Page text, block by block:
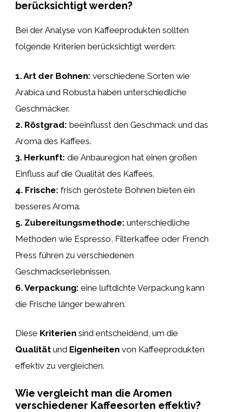
berücksichtigt werden?
Bei der Analyse von Kaffeeprodukten sollten
folgende Kriterien berücksichtigt werden:
1.Art der Bohnen: verschiedene Sorten wie
Arabica und Robusta haben unterschiedliche
Geschmäcker.
2. Röstgrad: beeinflusst den Geschmack und das
Aroma des Kaffees.
3. Herkunft: die Anbauregion hat einen großen
Einfluss auf die Qualität des Kaffees.
4. Frische: frisch geröstete Bohnen bieten ein
besseres Aroma.
5. Zubereitungsmethode: unterschiedliche
Methoden wie Espresso, Filterkaffee oder French
Press führen zu verschiedenen
Geschmackserlebnissen.
6.Verpackung: eine luftdichte Verpackung kann
die Frische länger bewahren.
Diese Kriterien sind entscheidend, um die
Qualität und Eigenheiten von Kaffeeprodukten
effektiv zu vergleichen.
Wie vergleicht man die Aromen
verschiedener Kaffeesorten effektiv?